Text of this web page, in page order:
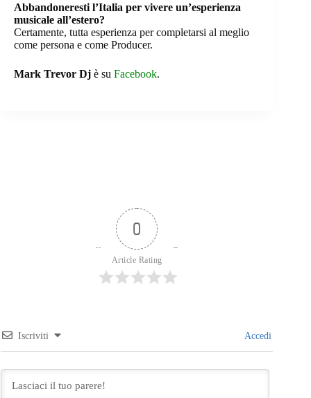
Abbandoneresti l’Italia per vivere un’esperienza
musicale all’estero?
Certamente, tutta esperienza per completarsi al meglio
come persona e come Producer.
Mark Trevor Dj è su Facebook.
0
Article Rating
Iscriviti Accedi